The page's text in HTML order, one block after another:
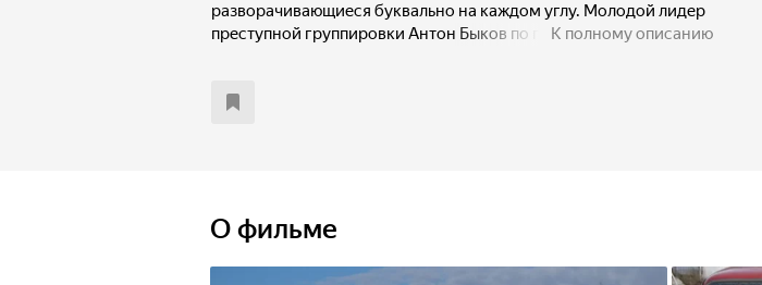
разворачивающиеся буквально на каждом углу. Молодой лидер
преступной группировки Антон Быков по прозвищу «Бык»
отделение милиции, откуда его вызволяет один из московских
К полному описанию
О фильме